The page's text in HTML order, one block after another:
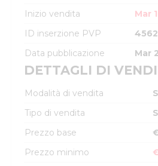
Inizio vendita
Mar
ID inserzione PVP
Data pubblicazione
Mar
DETTAGLI DI
Modalità di vendita
Tipo di vendita
Prezzo base
Prezzo minimo